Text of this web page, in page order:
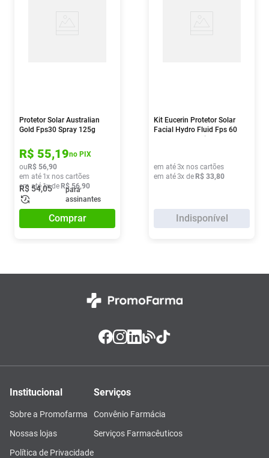
Protetor Solar Australian
Gold Fps30 Spray 125g
R$ 55,19no PIX
ou R$ 56,90
em até 1x nos cartões
em até1x de R$ 56,90
R$54,05
para
assinantes
Comprar
Kit Eucerin Protetor Solar
Facial Hydro Fluid Fps 60
em até3x nos cartões
em até3x de R$ 33,80
Indisponível
Institucional
Sobre a Promofarma
Nossas lojas
Política de Privacidade
Serviços
Convênio Farmácia
Serviços Farmacêuticos